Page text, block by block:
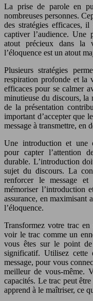
La prise de parole en
nombreuses personnes.
des stratégies efficaces,
captiver l’audience. Une
atout précieux dans la
l’éloquence est un atout
Plusieurs stratégies
respiration profonde et la
efficaces pour se calmer
minutieuse du discours,
de la présentation
important d’accepter que
message à transmettre, en
Une introduction et une
pour capter l’attention
durable. L’introduction
sujet du discours. La
renforcer le message
mémoriser l’introduction
assurance, en maximisant
l’éloquence.
Transformez votre trac
voir le trac comme un
vous êtes sur le point
significatif. Utilisez cette
message, pour vous
meilleur de vous-même.
capacités. Le trac peut
apprend à le maîtriser, ce